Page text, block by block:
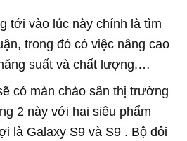
tới vào lúc này chính là tìm
trong đó có việc nâng cao
suất và chất lượng,…
có màn chào sân thị trường
2 này với hai siêu phẩm
là Galaxy S9 và S9 . Bộ đôi